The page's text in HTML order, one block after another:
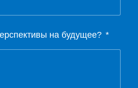
на будущее?